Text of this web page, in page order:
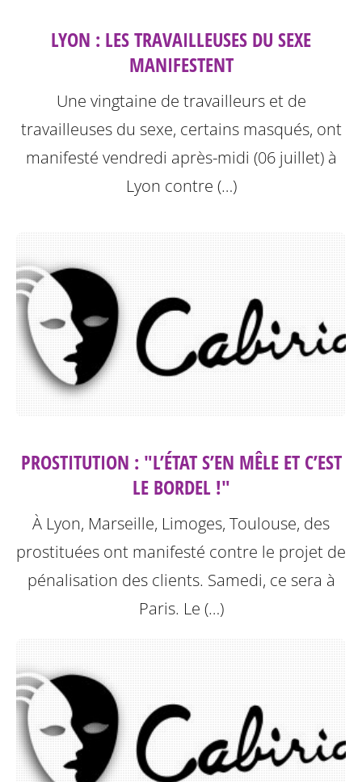
LYON : LES TRAVAILLEUSES DU SEXE
MANIFESTENT
Une vingtaine de travailleurs et de
travailleuses du sexe, certains masqués, ont
manifesté vendredi après-midi (06 juillet) à
Lyon contre (…)
PROSTITUTION : "L’ÉTAT S’EN MÊLE ET C’EST
LE BORDEL !"
À Lyon, Marseille, Limoges, Toulouse, des
prostituées ont manifesté contre le projet de
pénalisation des clients. Samedi, ce sera à
Paris. Le (…)